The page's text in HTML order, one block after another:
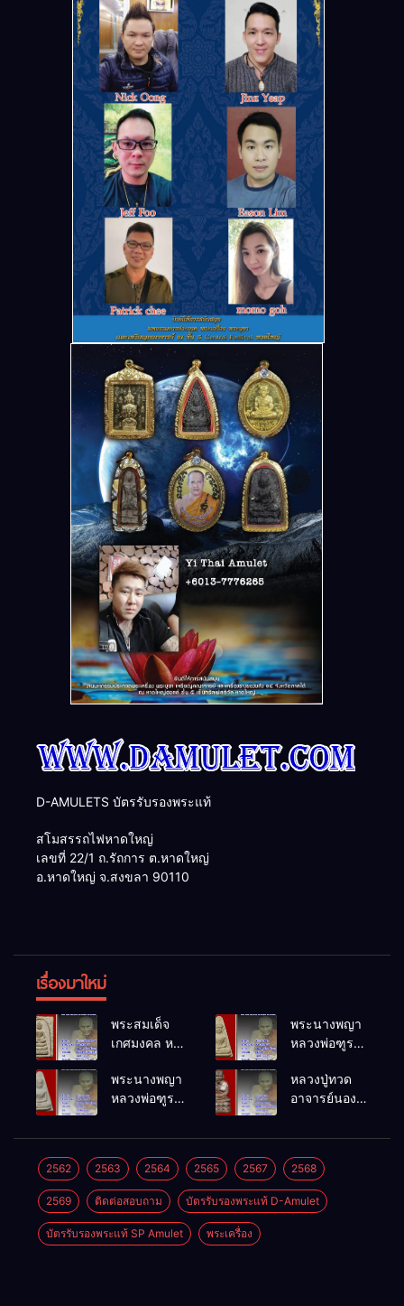
D-AMULETS บัตรรับรองพระแท้
สโมสรรถไฟหาดใหญ่
เลขที่ 22/1 ถ.รัถการ ต.หาดใหญ่
อ.หาดใหญ่ จ.สงขลา 90110
เรื่องมาใหม่
พระสมเด็จ
เกศมงคล หล
โพธิ์นิมิตร
พ.ศ.2512
พระนางพญา
หลวงพ่อฑูรย์
พ.ศ.2512
พระนางพญา
หลวงพ่อฑูรย์
พ.ศ.2512
หลวงปู่ทวด
อาจารย์นอง
พ.ศ.2541
2562 2563 2564 2565 2567 2568
2569 ติดต่อสอบถาม บัตรรับรองพระแท้ D-Amulet
บัตรรับรองพระแท้ SP Amulet พระเครื่อง